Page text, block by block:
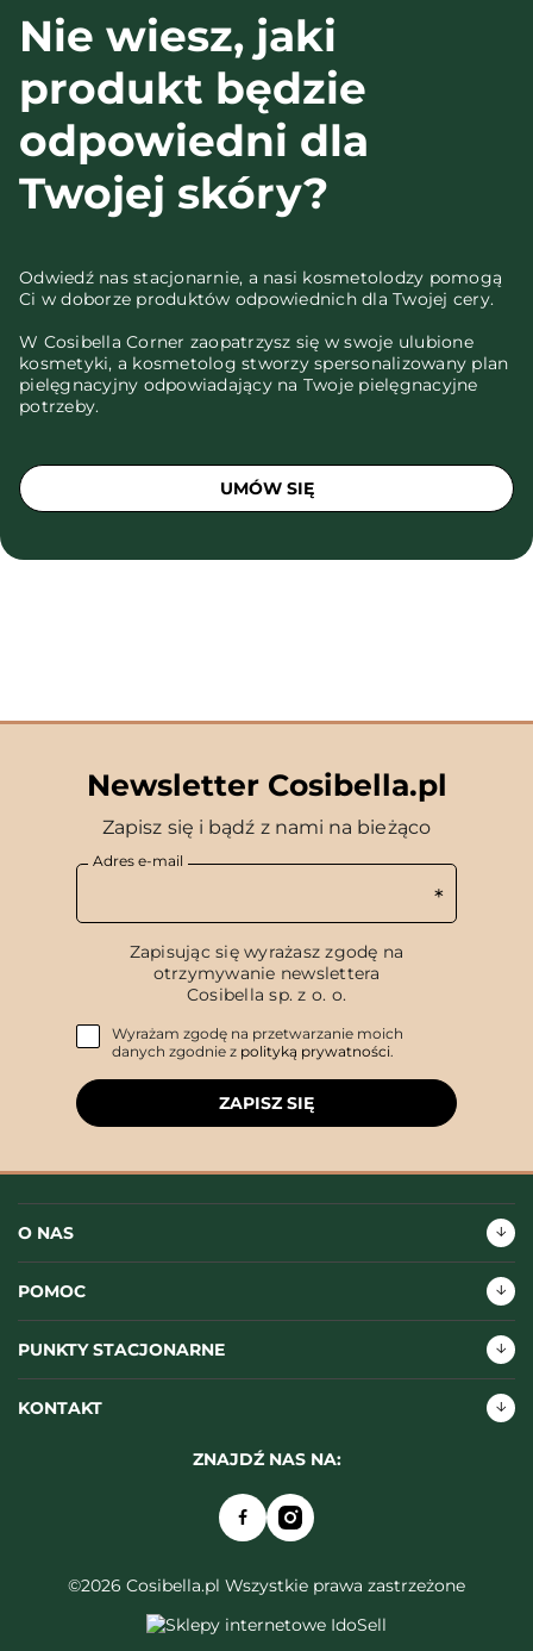
Nie wiesz, jaki
produkt będzie
odpowiedni dla
Twojej skóry?
Odwiedź nas stacjonarnie, a nasi kosmetolodzy pomogą
Ci w doborze produktów odpowiednich dla Twojej cery.
W Cosibella Corner zaopatrzysz się w swoje ulubione
kosmetyki, a kosmetolog stworzy spersonalizowany plan
pielęgnacyjny odpowiadający na Twoje pielęgnacyjne
potrzeby.
UMÓW SIĘ
Newsletter Cosibella.pl
Zapisz się i bądź z nami na bieżąco
Adres e-mail
Zapisując się wyrażasz zgodę na
otrzymywanie newslettera
Cosibella sp. z o. o.
Wyrażam zgodę na przetwarzanie moich
danych zgodnie z polityką prywatności.
ZAPISZ SIĘ
O NAS
POMOC
PUNKTY STACJONARNE
KONTAKT
ZNAJDŹ NAS NA:
©2026 Cosibella.pl Wszystkie prawa zastrzeżone